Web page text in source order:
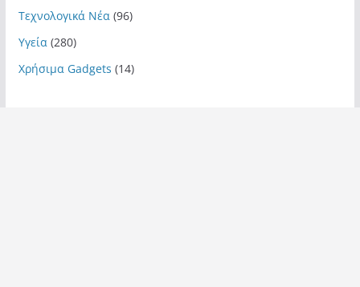
Τεχνολογικά Νέα (96)
Υγεία (280)
Χρήσιμα Gadgets (14)